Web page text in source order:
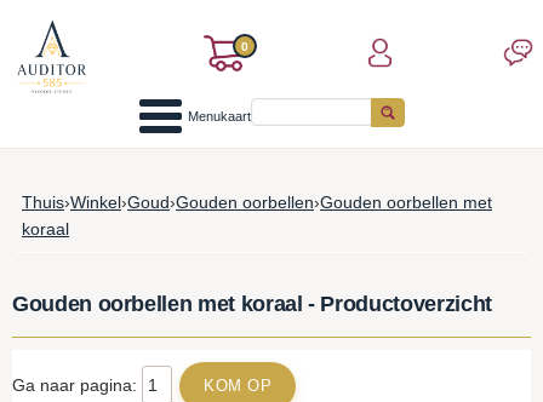
0
Menukaart
Thuis›Winkel›Goud›Gouden oorbellen›Gouden oorbellen met
koraal
Gouden oorbellen met koraal - Productoverzicht
Ga naar pagina: